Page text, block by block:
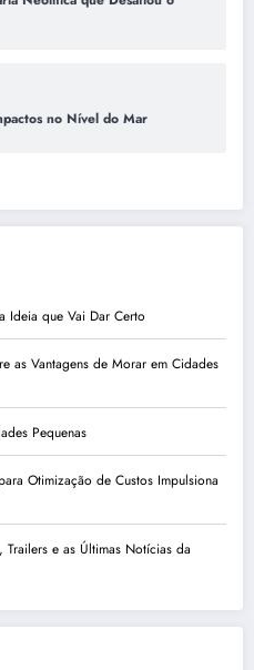
no Nível do Mar
Ideia que Vai Dar Certo
as Vantagens de Morar em Cidades
Pequenas
Otimização de Custos Impulsiona
Trailers e as Últimas Notícias da